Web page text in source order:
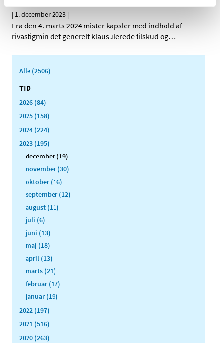
| 1. december 2023 |
Fra den 4. marts 2024 mister kapsler med indhold af
rivastigmin det generelt klausulerede tilskud og…
Alle (2506)
TID
2026 (84)
2025 (158)
2024 (224)
2023 (195)
december (19)
november (30)
oktober (16)
september (12)
august (11)
juli (6)
juni (13)
maj (18)
april (13)
marts (21)
februar (17)
januar (19)
2022 (197)
2021 (516)
2020 (263)